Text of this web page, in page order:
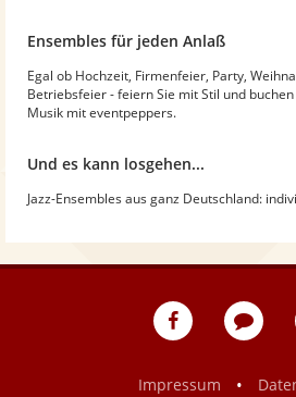
Ensembles für jeden Anlaß
Egal ob Hochzeit, Firmenfeier, Party,
Betriebsfeier - feiern Sie mit Stil und
Musik mit eventpeppers.
Und es kann losgehen...
Jazz-Ensembles aus ganz Deutschland:
eventpeppers
Blog
Impressum
•